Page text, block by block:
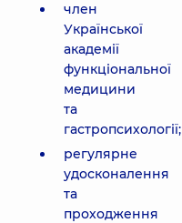
член
Української
академії
функціональної
медицини
та
гастропсихології;
регулярне
удосконалення
та
проходження